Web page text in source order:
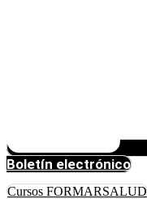
Boletín electrónico
Cursos FORMARSALUD